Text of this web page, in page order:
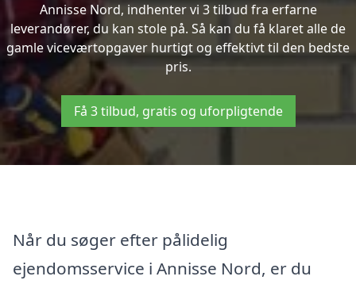
Annisse Nord, indhenter vi 3 tilbud fra erfarne
leverandører, du kan stole på. Så kan du få klaret alle de
gamle viceværtopgaver hurtigt og effektivt til den bedste
pris.
Få 3 tilbud, gratis og uforpligtende
Når du søger efter pålidelig
ejendomsservice i Annisse Nord, er du